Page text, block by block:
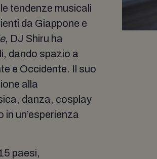
tendenze musicali
da Giappone e
, DJ Shiru ha
dando spazio a
e Occidente. Il suo
alla
danza, cosplay
un’esperienza
paesi,